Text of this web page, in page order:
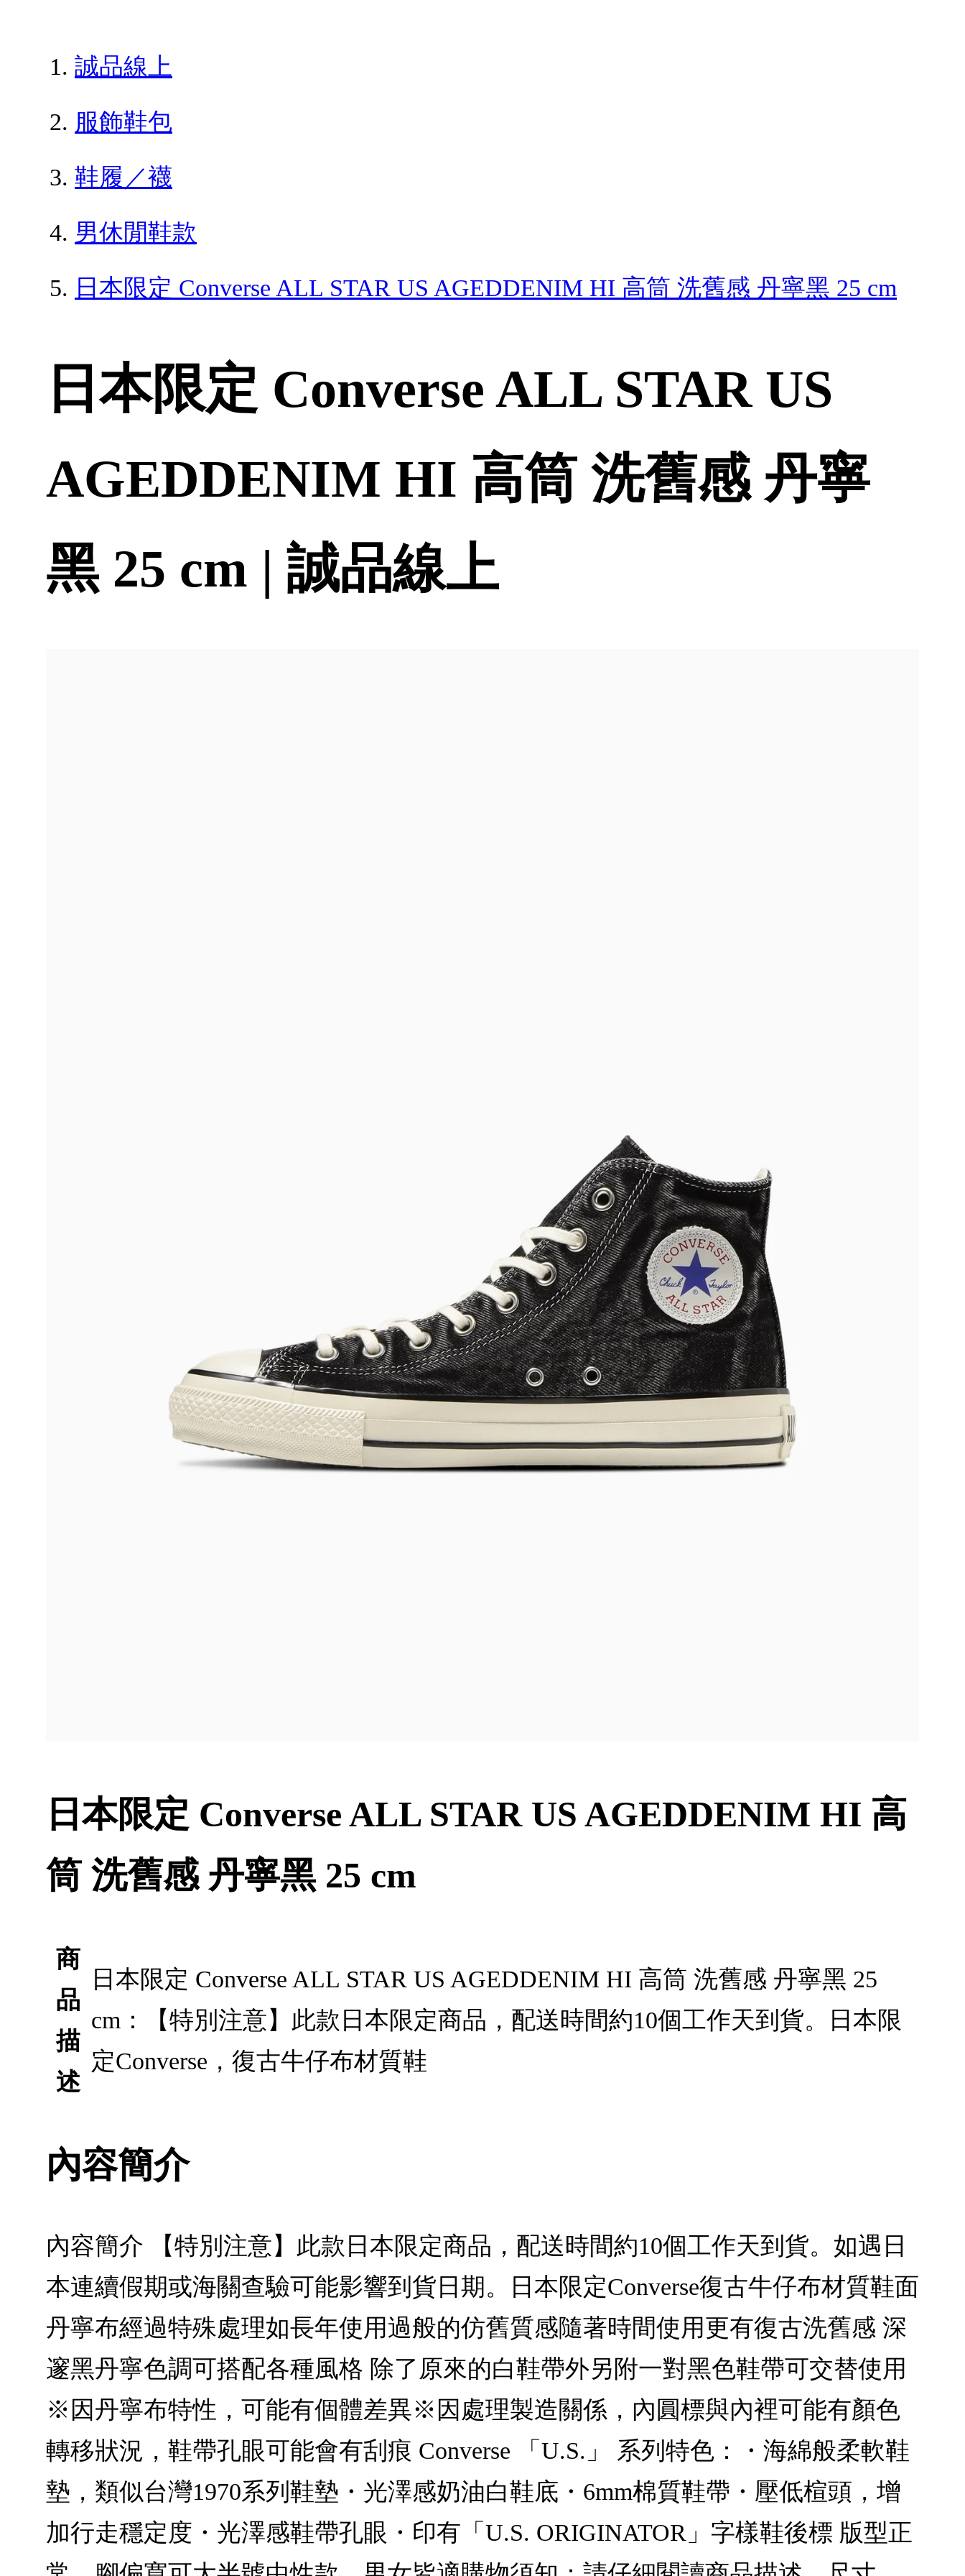
誠品線上
服飾鞋包
鞋履／襪
男休閒鞋款
日本限定 Converse ALL STAR US AGEDDENIM HI 高筒 洗舊感 丹寧黑 25 cm
日本限定 Converse ALL STAR US
AGEDDENIM HI 高筒 洗舊感 丹寧
黑 25 cm | 誠品線上
日本限定 Converse ALL STAR US AGEDDENIM HI 高
筒 洗舊感 丹寧黑 25 cm
商
品
描
述
日本限定 Converse ALL STAR US AGEDDENIM HI 高筒 洗舊感 丹寧黑 25
cm：【特別注意】此款日本限定商品，配送時間約10個工作天到貨。日本限
定Converse，復古牛仔布材質鞋
內容簡介
內容簡介 【特別注意】此款日本限定商品，配送時間約10個工作天到貨。如遇日
本連續假期或海關查驗可能影響到貨日期。日本限定Converse復古牛仔布材質鞋面
丹寧布經過特殊處理如長年使用過般的仿舊質感隨著時間使用更有復古洗舊感 深
邃黑丹寧色調可搭配各種風格 除了原來的白鞋帶外另附一對黑色鞋帶可交替使用
※因丹寧布特性，可能有個體差異※因處理製造關係，內圓標與內裡可能有顏色
轉移狀況，鞋帶孔眼可能會有刮痕 Converse 「U.S.」 系列特色：・海綿般柔軟鞋
墊，類似台灣1970系列鞋墊・光澤感奶油白鞋底・6mm棉質鞋帶・壓低楦頭，增
加行走穩定度・光澤感鞋帶孔眼・印有「U.S. ORIGINATOR」字樣鞋後標 版型正